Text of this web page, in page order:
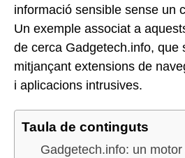
informació sensible sense un
Un exemple associat a
de cerca Gadgetech.info, que
mitjançant extensions de
i aplicacions intrusives.
Taula de continguts
Gadgetech.info: un motor